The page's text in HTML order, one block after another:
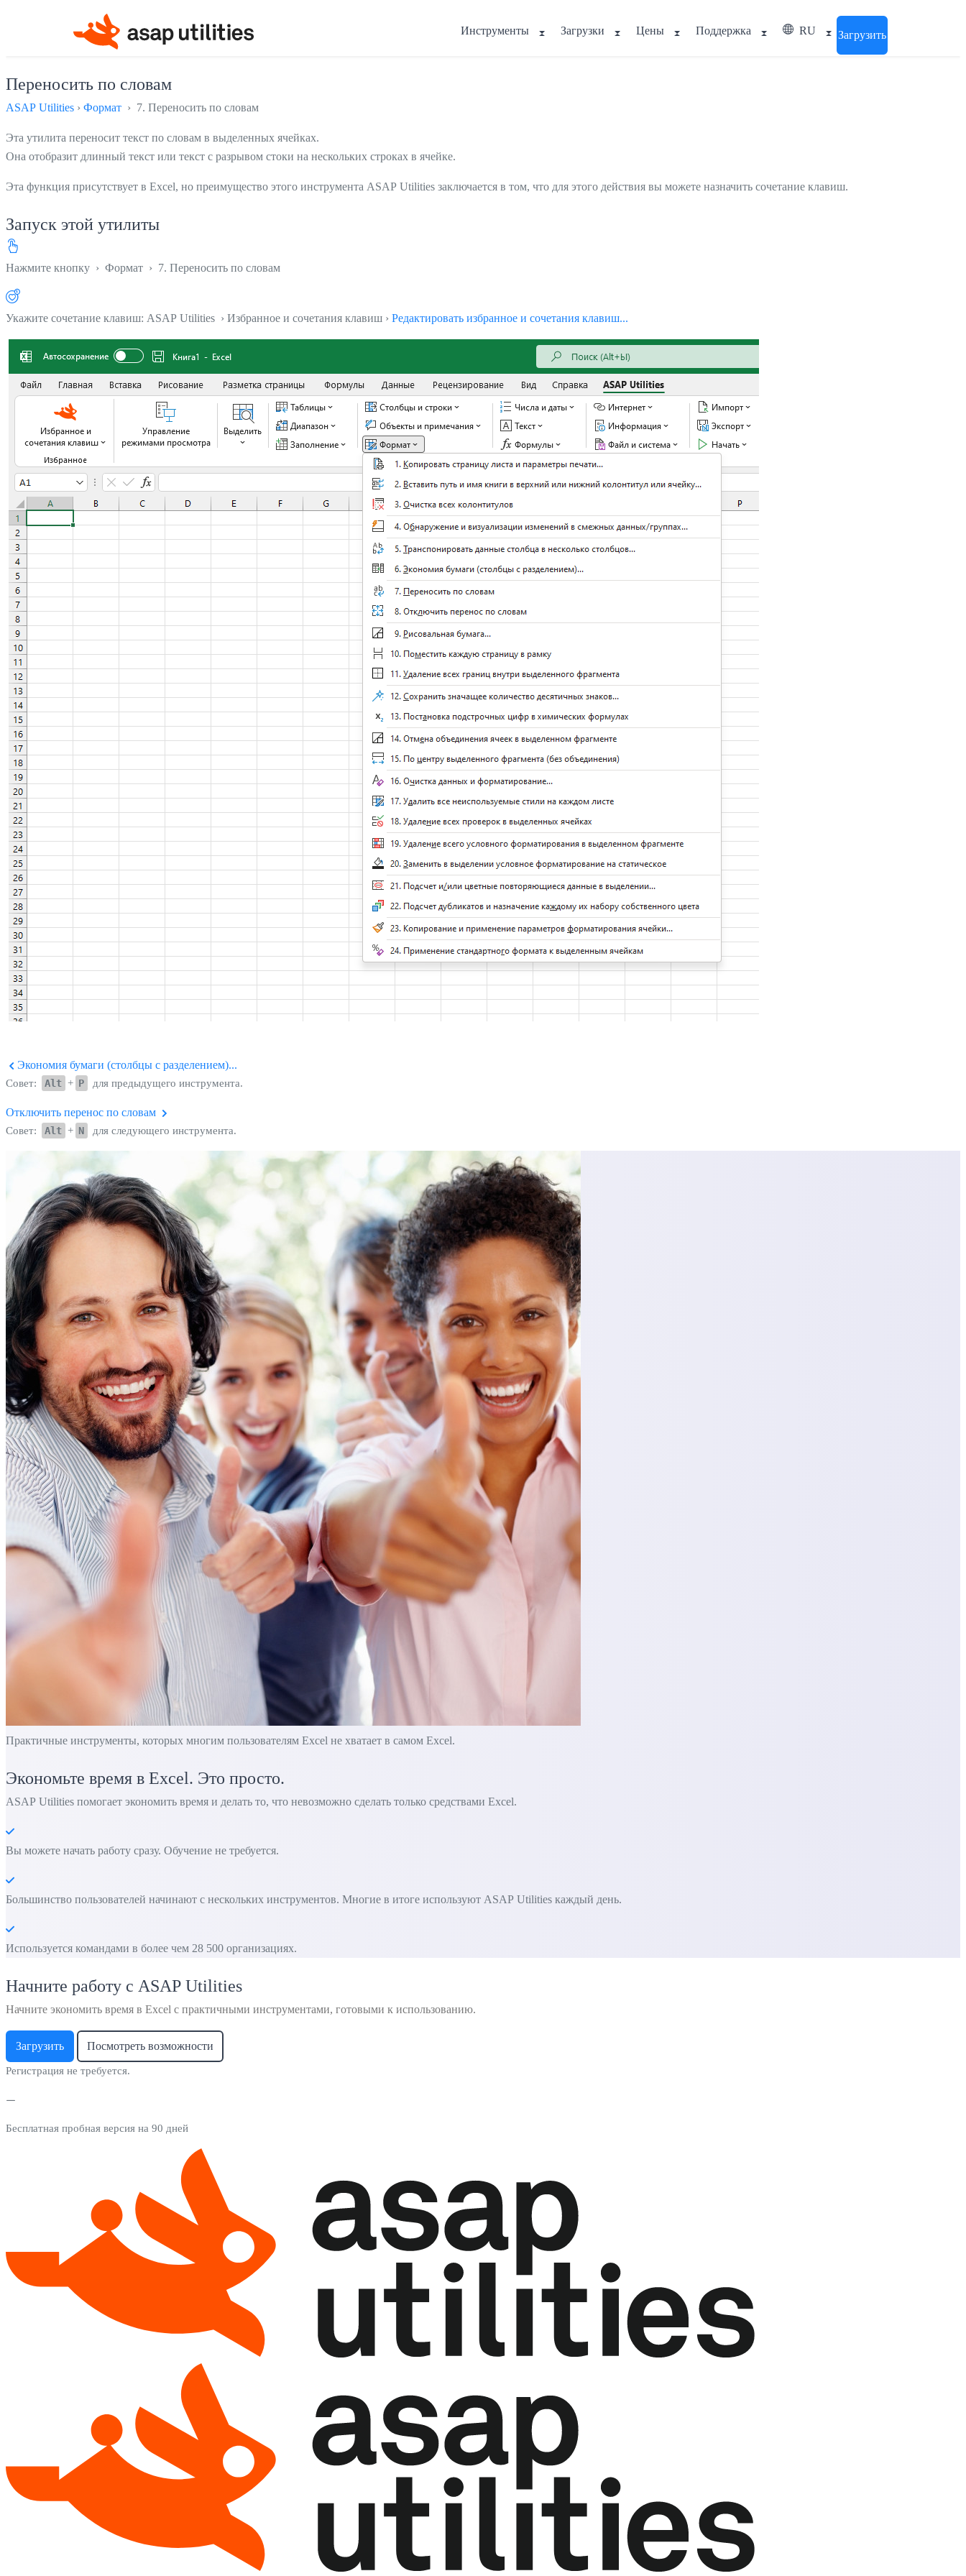
Инструменты Загрузки Цены Поддержка RU Загрузить
Переносить по словам
ASAP Utilities › Формат › 7. Переносить по словам
Эта утилита переносит текст по словам в выделенных ячейках.
Она отобразит длинный текст или текст с разрывом стоки на нескольких строках в ячейке.
Эта функция присутствует в Excel, но преимущество этого инструмента ASAP Utilities заключается в том, что для этого действия вы можете назначить сочетание клавиш.
Запуск этой утилиты
Нажмите кнопку › Формат › 7. Переносить по словам
Укажите сочетание клавиш: ASAP Utilities › Избранное и сочетания клавиш › Редактировать избранное и сочетания клавиш...
Экономия бумаги (столбцы с разделением)...
Совет: Alt + P для предыдущего инструмента.
Отключить перенос по словам
Совет: Alt + N для следующего инструмента.
Практичные инструменты, которых многим пользователям Excel не хватает в самом Excel.
Экономьте время в Excel. Это просто.
ASAP Utilities помогает экономить время и делать то, что невозможно сделать только средствами Excel.
Вы можете начать работу сразу. Обучение не требуется.
Большинство пользователей начинают с нескольких инструментов. Многие в итоге используют ASAP Utilities каждый день.
Используется командами в более чем 28 500 организациях.
Начните работу с ASAP Utilities
Начните экономить время в Excel с практичными инструментами, готовыми к использованию.
Загрузить Посмотреть возможности
Регистрация не требуется.
Бесплатная пробная версия на 90 дней